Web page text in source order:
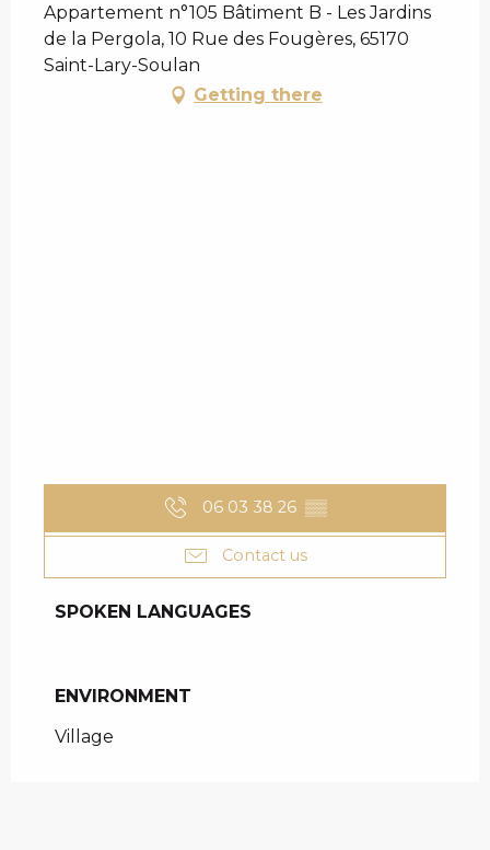
Appartement n°105 Bâtiment B - Les Jardins
de la Pergola, 10 Rue des Fougères, 65170
Saint-Lary-Soulan
Getting there
06 03 38 26 ▒▒
Contact us
SPOKEN LANGUAGES
SPOKEN LANGUAGES
ENVIRONMENT
ENVIRONMENT
Village